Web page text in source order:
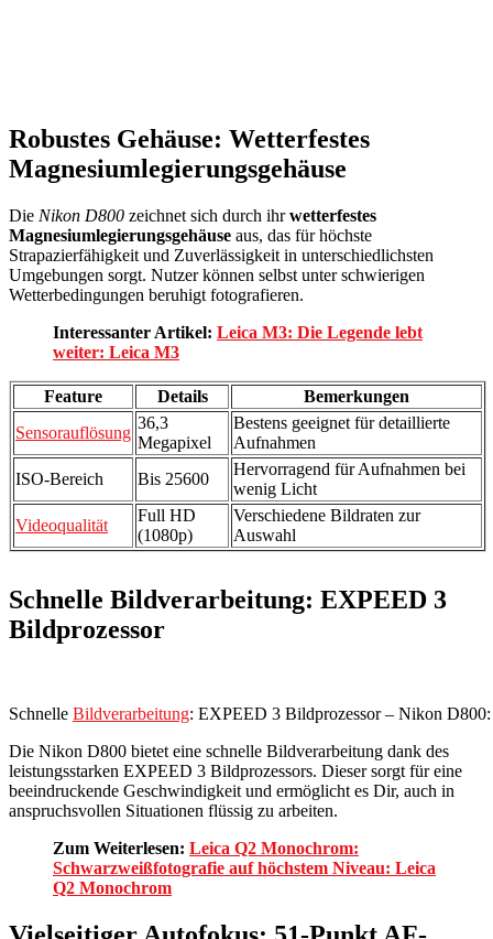
Robustes Gehäuse: Wetterfestes
Magnesiumlegierungsgehäuse
Die Nikon D800 zeichnet sich durch ihrwetterfestes
Magnesiumlegierungsgehäuse aus, das für höchste
Strapazierfähigkeit und Zuverlässigkeit in unterschiedlichsten
Umgebungen sorgt. Nutzer können selbst unter schwierigen
Wetterbedingungen beruhigt fotografieren.
Interessanter Artikel: Leica M3: Die Legende lebt
weiter: Leica M3
Feature Details
Bemerkungen
Sensorauflösung
36,3
Megapixel
Bestens geeignet für detaillierte
Aufnahmen
ISO-Bereich
Bis 25600
Hervorragend für Aufnahmen bei
wenig Licht
Videoqualität
Full HD
(1080p)
Verschiedene Bildraten zur
Auswahl
Schnelle Bildverarbeitung: EXPEED 3
Bildprozessor
Schnelle Bildverarbeitung: EXPEED 3 Bildprozessor – Nikon
Die Nikon D800 bietet eine schnelle Bildverarbeitung dank des
leistungsstarken EXPEED 3 Bildprozessors. Dieser sorgt für eine
beeindruckende Geschwindigkeit und ermöglicht es Dir, auch in
anspruchsvollen Situationen flüssig zu arbeiten.
Zum Weiterlesen: Leica Q2 Monochrom:
Schwarzweißfotografie auf höchstem Niveau: Leica
Q2 Monochrom